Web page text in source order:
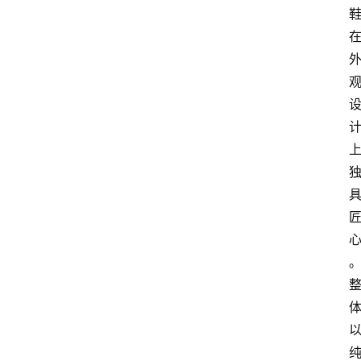
鞋
在
外
观
设
计
上
独
具
匠
心
。
整
体
以
纯